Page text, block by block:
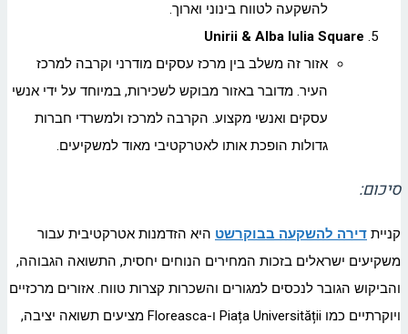
להשקעה לטווח בינוני וארוך.
Unirii & Alba Iulia Square
אזור זה משלב בין מרכז עסקים מודרני וקרבה למרכז
העיר. מדובר באזור מבוקש לשכירות, במיוחד על ידי אנשי
עסקים ואנשי מקצוע. הקרבה למרכז ולמשרדי חברות
גדולות הופכת אותו לאטרקטיבי מאוד למשקיעים.
סיכום:
קניית דירה להשקעה בבוקרשט היא הזדמנות אטרקטיבית עבור
משקיעים ישראלים בזכות המחירים הנוחים יחסית, התשואה הגבוהה,
והביקוש הגובר לנכסים למגורים והשכרות קצרות טווח. אזורים מרכזיים
ויוקרתיים כמו Piața Universității ו-Floreasca מציעים תשואה יציבה,